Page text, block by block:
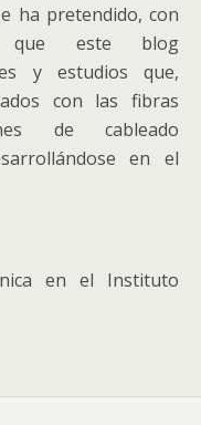
ha pretendido, con
este blog
y estudios que,
con las fibras
de cableado
en el
en el Instituto